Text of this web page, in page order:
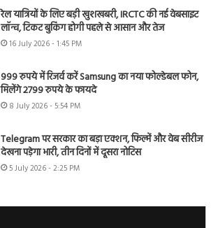
रेल यात्रियों के लिए बड़ी खुशखबरी, IRCTC की नई वेबसाइट
लॉन्च, टिकट बुकिंग होगी पहले से आसान और तेज
16 July 2026 - 1:45 PM
999 रुपये में रिजर्व करें Samsung का नया फोल्डेबल फोन,
मिलेंगे 2799 रुपये के फायदे
8 July 2026 - 5:54 PM
Telegram पर सरकार का बड़ा एक्शन, फिल्में और वेब सीरीज
देखना पड़ेगा भारी, तीन दिनों में दूसरा नोटिस
5 July 2026 - 2:25 PM